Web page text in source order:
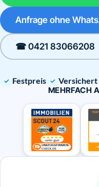
Anfrage ohne
☎ 0421 83066208
Festpreis Versichert
MEHRFACH